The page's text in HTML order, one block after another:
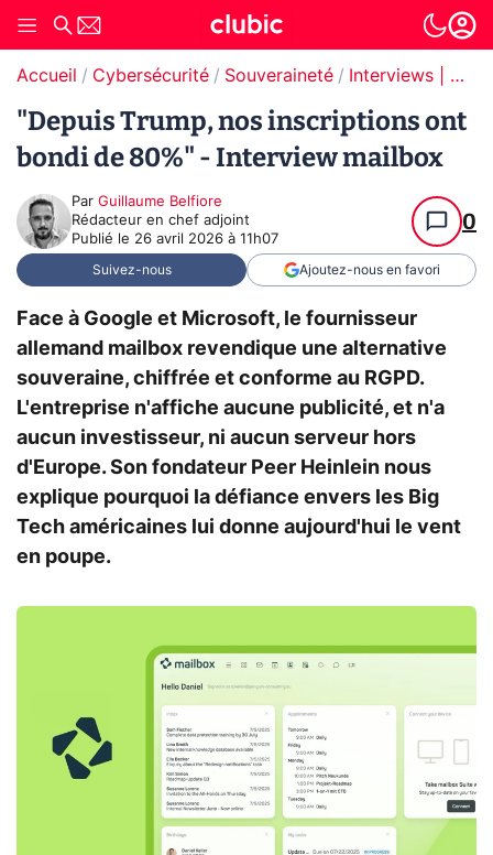
Accueil Cybersécurité Souveraineté Interviews | Souveraineté
"Depuis Trump, nos inscriptions ont
bondi de 80%" - Interview mailbox
Par Guillaume Belfiore
Rédacteur en chef adjoint
Publié le 26 avril 2026 à 11h07
0
Suivez-nous Ajoutez-nous en favori
Face à Google et Microsoft, le fournisseur
allemand mailbox revendique une alternative
souveraine, chiffrée et conforme au RGPD.
L'entreprise n'affiche aucune publicité, et n'a
aucun investisseur, ni aucun serveur hors
d'Europe. Son fondateur Peer Heinlein nous
explique pourquoi la défiance envers les Big
Tech américaines lui donne aujourd'hui le vent
en poupe.